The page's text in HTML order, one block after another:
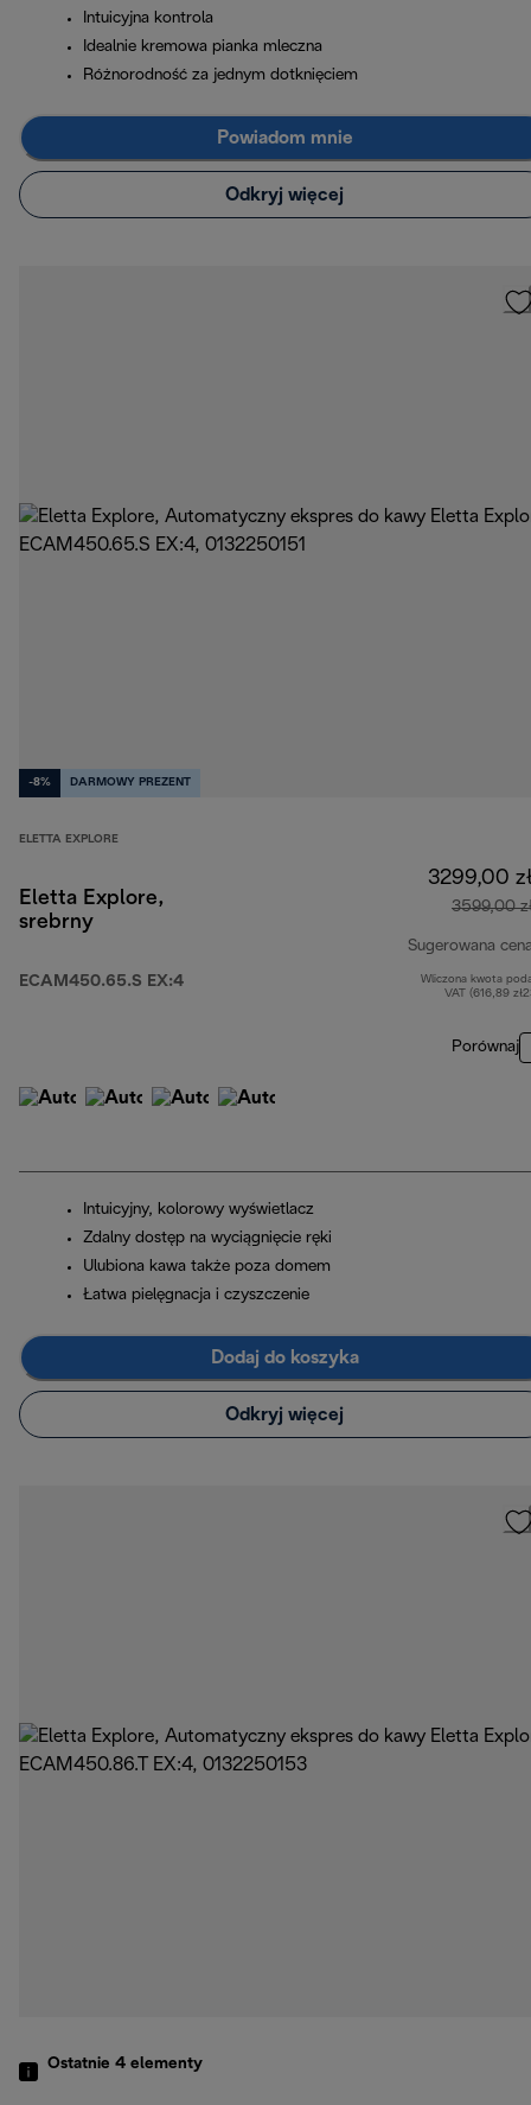
Intuicyjna kontrola
Idealnie kremowa pianka mleczna
Różnorodność za jednym dotknięciem
Powiadom mnie
Odkryj więcej
-8% DARMOWY PREZENT
ELETTA EXPLORE
Eletta Explore,
srebrny
ECAM450.65.S EX:4
3299,00
3599,00
Sugerowana
Wliczona kwota
VAT (616,89
Porównaj
Intuicyjny, kolorowy wyświetlacz
Zdalny dostęp na wyciągnięcie ręki
Ulubiona kawa także poza domem
Łatwa pielęgnacja i czyszczenie
Dodaj do koszyka
Odkryj więcej
Ostatnie 4 elementy